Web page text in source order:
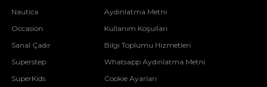
Nautica
Occasion
Sanal Çadır
Superstep
SuperKids
Aydınlatma Metni
Kullanım Koşulları
Bilgi Toplumu Hizmetleri
Whatsapp Aydınlatma Metni
Cookie Ayarları